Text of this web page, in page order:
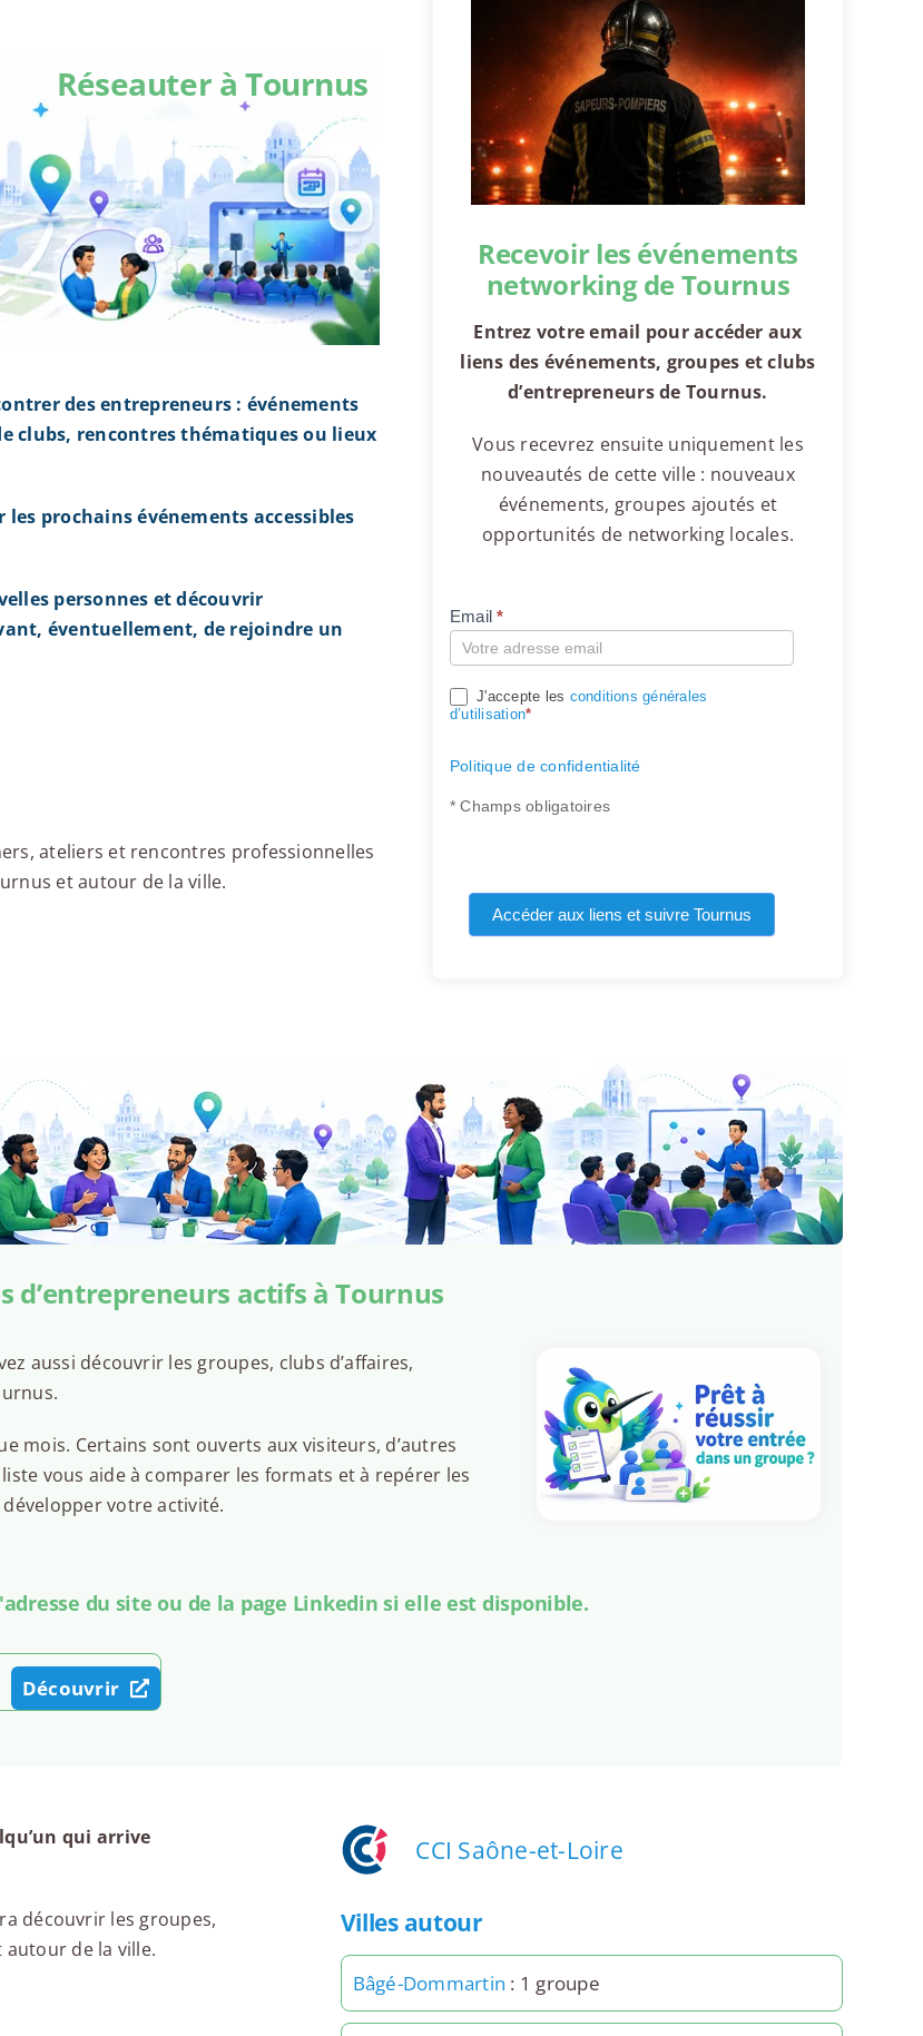
Réseauter à Tournus
des entrepreneurs : événements
clubs, rencontres thématiques ou lieux
prochains événements accessibles
personnes et découvrir
éventuellement, de rejoindre un
ateliers et rencontres professionnelles
et autour de la ville.
Recevoir les événements
networking de Tournus
Entrez votre email pour accéder aux
liens des événements, groupes et clubs
d’entrepreneurs de Tournus.
Vous recevrez ensuite uniquement les
nouveautés de cette ville : nouveaux
événements, groupes ajoutés et
opportunités de networking locales.
Compte
Email*
J'accepte les conditions générales
d’utilisation*
Politique de confidentialité
* Champs obligatoires
Accéder aux liens et suivre Tournus
d’entrepreneurs actifs à Tournus
aussi découvrir les groupes, clubs d’affaires,
mois. Certains sont ouverts aux visiteurs, d’autres
vous aide à comparer les formats et à repérer les
votre activité.
du site ou de la page Linkedin si elle est disponible.
Découvrir
qui arrive
découvrir les groupes,
de la ville.
CCI Saône-et-Loire
Villes autour
Bâgé-Dommartin : 1 groupe